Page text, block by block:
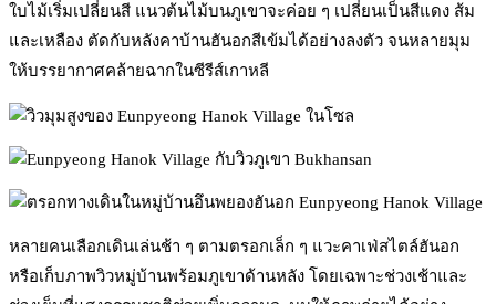
ใบไม้เริ่มเปลี่ยนสี แนวต้นไม้บนภูเขาจะค่อย ๆ เปลี่ยนเป็นสีแดง ส้ม
และเหลือง ตัดกับหลังคาบ้านฮันอกสีเข้มได้อย่างลงตัว จนหลายมุม
ให้บรรยากาศคล้ายฉากในซีรีส์เกาหลี
หลายคนเลือกเดินเล่นช้า ๆ ตามตรอกเล็ก ๆ แวะคาเฟ่สไตล์ฮันอก
หรือเก็บภาพวิวหมู่บ้านพร้อมภูเขาด้านหลัง โดยเฉพาะช่วงเช้าและ